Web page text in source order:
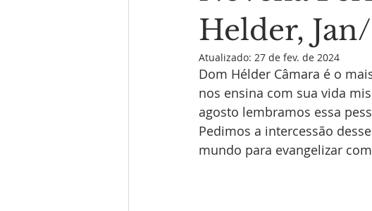
Informativo Missão Maranhão Nova
Palavras do Fundador MPD
Helder,
Atualizado: 27 de fev. de 2024
Dom Hélder Câmara é o
nos ensina com sua vida
agosto lembramos essa
Pedimos a intercessão
mundo para evangelizar